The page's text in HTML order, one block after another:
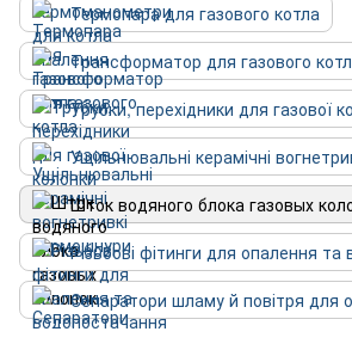
Термопара для газового котла
Трансформатор для газового
Трубки, перехідники для газової
Ущільнювальні керамічні
Шток водяного блока газовых
Різьбові фітинги для опалення
Сепаратори шламу й повітря для